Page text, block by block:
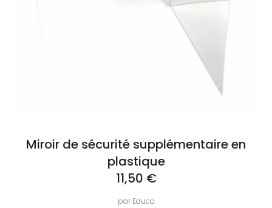
Miroir de sécurité supplémentaire en
plastique
11,50 €
par Educo